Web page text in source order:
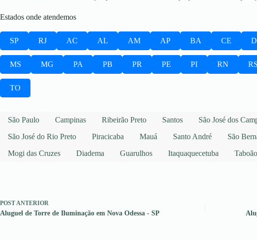
Estados onde atendemos
SP RJ AC AL AM AP BA CE
MS MG PA PB PR PE PI RN RS
TO
São Paulo Campinas Ribeirão Preto Santos São José dos
São José do Rio Preto
Piracicaba Mauá Santo André São
Mogi das Cruzes
Diadema Guarulhos Itaquaquecetuba
POSTANTERIOR
Aluguel de Torre de Iluminação em Nova Odessa - SP